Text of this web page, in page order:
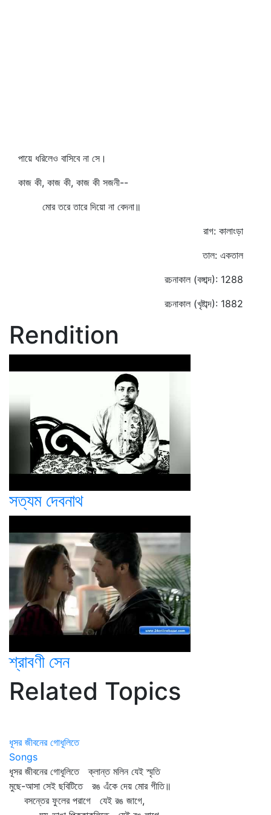
পায়ে ধরিলেও বাসিবে না সে।
কাজ কী, কাজ কী, কাজ কী সজনী--
মোর তরে তারে দিয়ো না বেদনা॥
রাগ: কালাংড়া
তাল: একতাল
রচনাকাল (বঙ্গাব্দ): 1288
রচনাকাল (খৃষ্টাব্দ): 1882
Rendition
সত্যম দেবনাথ
শ্রাবণী সেন
Related Topics
ধূসর জীবনের গোধূলিতে
Songs
ধূসর জীবনের গোধূলিতে ক্লান্ত মলিন যেই স্মৃতি
মুছে-আসা সেই ছবিটিতে রঙ এঁকে দেয় মোর গীতি॥
বসন্তের ফুলের পরাগে যেই রঙ জাগে,